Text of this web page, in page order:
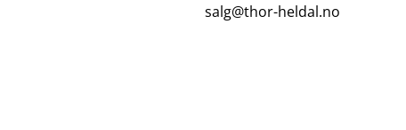
salg@thor-heldal.no